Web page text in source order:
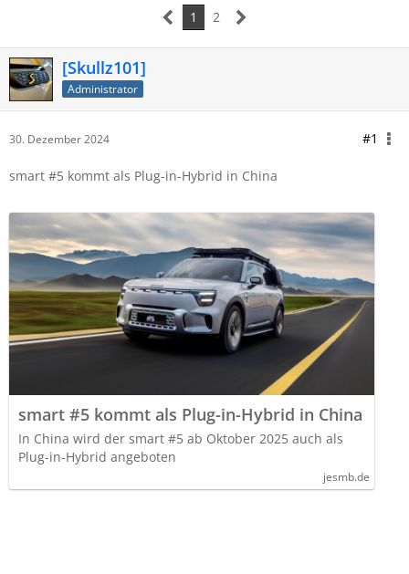
1
2
[Skullz101]
Administrator
30. Dezember 2024 #1
smart #5 kommt als Plug-in-Hybrid in China
smart #5 kommt als Plug-in-Hybrid in China
In China wird der smart #5 ab Oktober 2025 auch als
Plug-in-Hybrid angeboten
jesmb.de